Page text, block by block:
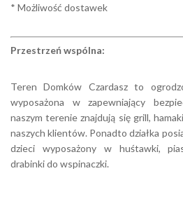
* Możliwość dostawek
Przestrzeń wspólna:
Teren Domków Czardasz to
wyposażona w zapewniający
naszym terenie znajdują się grill,
naszych klientów. Ponadto działka
dzieci wyposażony w huśtawki,
drabinki do wspinaczki.